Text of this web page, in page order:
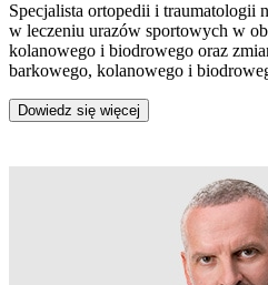
Specjalista ortopedii i traumatologii
w leczeniu urazów sportowych w
kolanowego i biodrowego oraz
barkowego, kolanowego i
Dowiedz się więcej